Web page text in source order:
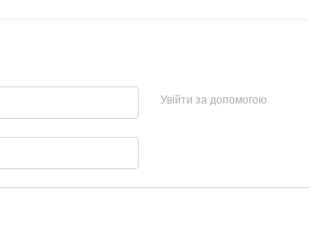
Увійти за допомогою